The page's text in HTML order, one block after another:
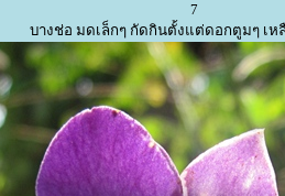
7
บางช่อ มดเล็กๆ กัดกินตั้งแต่ดอกตูมๆ เห